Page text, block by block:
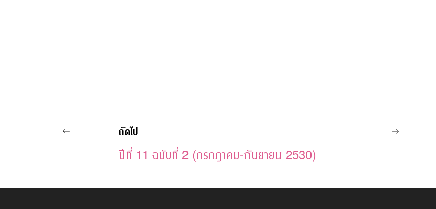
ถัดไป
ปีที่ 11 ฉบับที่ 2 (กรกฎาคม-กันยายน 2530)